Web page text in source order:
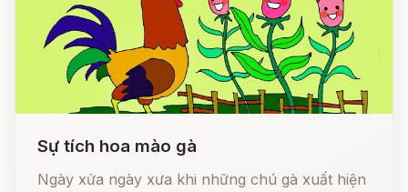
Sự tích hoa mào gà
Ngày xửa ngày xưa khi những chú gà xuất hiện